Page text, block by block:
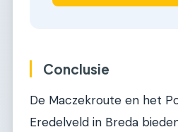
Conclusie
De Maczekroute en het
Eredelveld in Breda